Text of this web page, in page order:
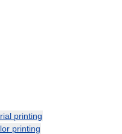
printing
printing